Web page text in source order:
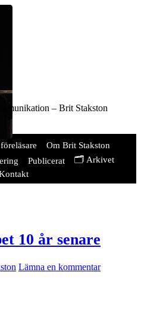
– Brit Stakston
Om Brit Stakston
Publicerat
🗂️ Arkivet
10 år senare
Lämna en kommentar